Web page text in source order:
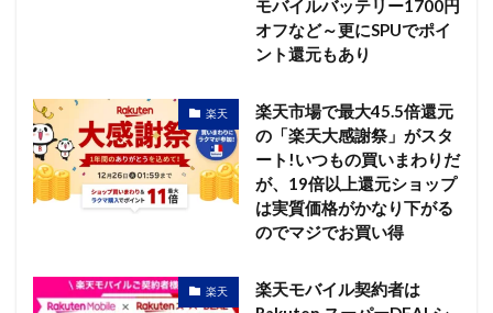
モバイルバッテリー1700円
オフなど～更にSPUでポイ
ント還元もあり
楽天
楽天市場で最大45.5倍還元
の「楽天大感謝祭」がスタ
ート!いつもの買いまわりだ
が、19倍以上還元ショップ
は実質価格がかなり下がる
のでマジでお買い得
楽天
楽天モバイル契約者は